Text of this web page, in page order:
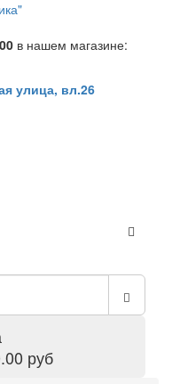
в нашем магазине:
улица, вл.26
руб